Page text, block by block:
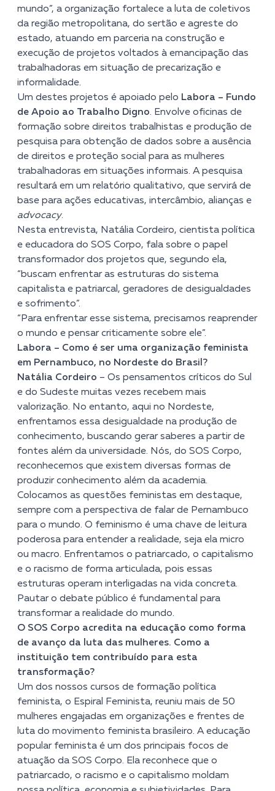
mundo”, a organização fortalece a luta de coletivos
da região metropolitana, do sertão e agreste do
estado, atuando em parceria na construção e
execução de projetos voltados à emancipação das
trabalhadoras em situação de precarização e
informalidade.
Um destes projetos é apoiado pelo Labora – Fundo
de Apoio ao Trabalho Digno. Envolve oficinas de
formação sobre direitos trabalhistas e produção de
pesquisa para obtenção de dados sobre a ausência
de direitos e proteção social para as mulheres
trabalhadoras em situações informais. A pesquisa
resultará em um relatório qualitativo, que servirá de
base para ações educativas, intercâmbio, alianças e
advocacy.
Nesta entrevista, Natália Cordeiro, cientista política
e educadora do SOS Corpo, fala sobre o papel
transformador dos projetos que, segundo ela,
“buscam enfrentar as estruturas do sistema
capitalista e patriarcal, geradores de desigualdades
e sofrimento”.
“Para enfrentar esse sistema, precisamos reaprender
o mundo e pensar criticamente sobre ele”.
Labora – Como é ser uma organização feminista
em Pernambuco, no Nordeste do Brasil?
Natália Cordeiro – Os pensamentos críticos do Sul
e do Sudeste muitas vezes recebem mais
valorização. No entanto, aqui no Nordeste,
enfrentamos essa desigualdade na produção de
conhecimento, buscando gerar saberes a partir de
fontes além da universidade. Nós, do SOS Corpo,
reconhecemos que existem diversas formas de
produzir conhecimento além da academia.
Colocamos as questões feministas em destaque,
sempre com a perspectiva de falar de Pernambuco
para o mundo. O feminismo é uma chave de leitura
poderosa para entender a realidade, seja ela micro
ou macro. Enfrentamos o patriarcado, o capitalismo
e o racismo de forma articulada, pois essas
estruturas operam interligadas na vida concreta.
Pautar o debate público é fundamental para
transformar a realidade do mundo.
O SOS Corpo acredita na educação como forma
de avanço da luta das mulheres. Como a
instituição tem contribuído para esta
transformação?
Um dos nossos cursos de formação política
feminista, o Espiral Feminista, reuniu mais de 50
mulheres engajadas em organizações e frentes de
luta do movimento feminista brasileiro. A educação
popular feminista é um dos principais focos de
atuação da SOS Corpo. Ela reconhece que o
patriarcado, o racismo e o capitalismo moldam